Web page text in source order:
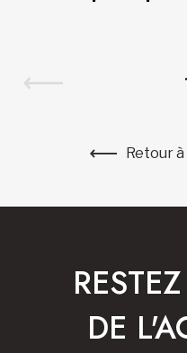
Retour
DE